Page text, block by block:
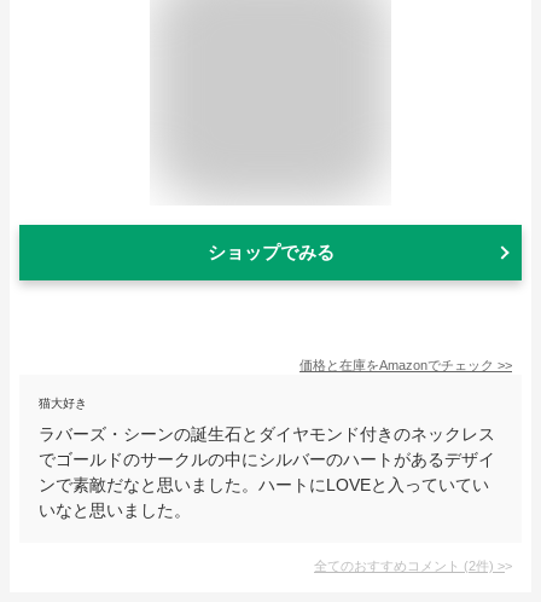
ショップでみる
価格と在庫をAmazonでチェック >>
猫大好き
ラバーズ・シーンの誕生石とダイヤモンド付きのネックレス
でゴールドのサークルの中にシルバーのハートがあるデザイ
ンで素敵だなと思いました。ハートにLOVEと入っていてい
いなと思いました。
全てのおすすめコメント (2件) >